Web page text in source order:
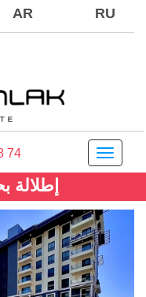
AR RU
Toggle
74
إطلالة